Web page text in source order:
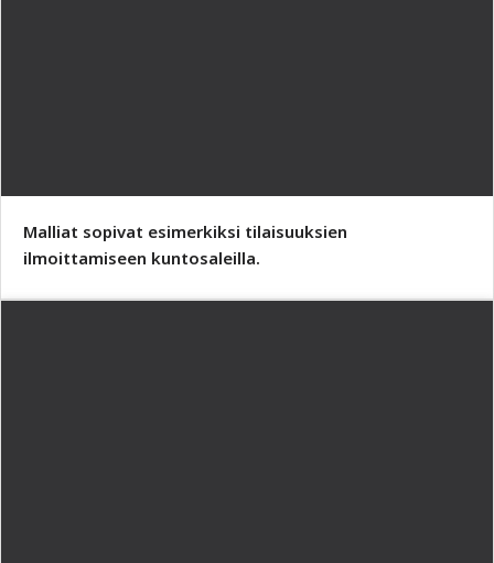
Malliat sopivat esimerkiksi tilaisuuksien
ilmoittamiseen kuntosaleilla.